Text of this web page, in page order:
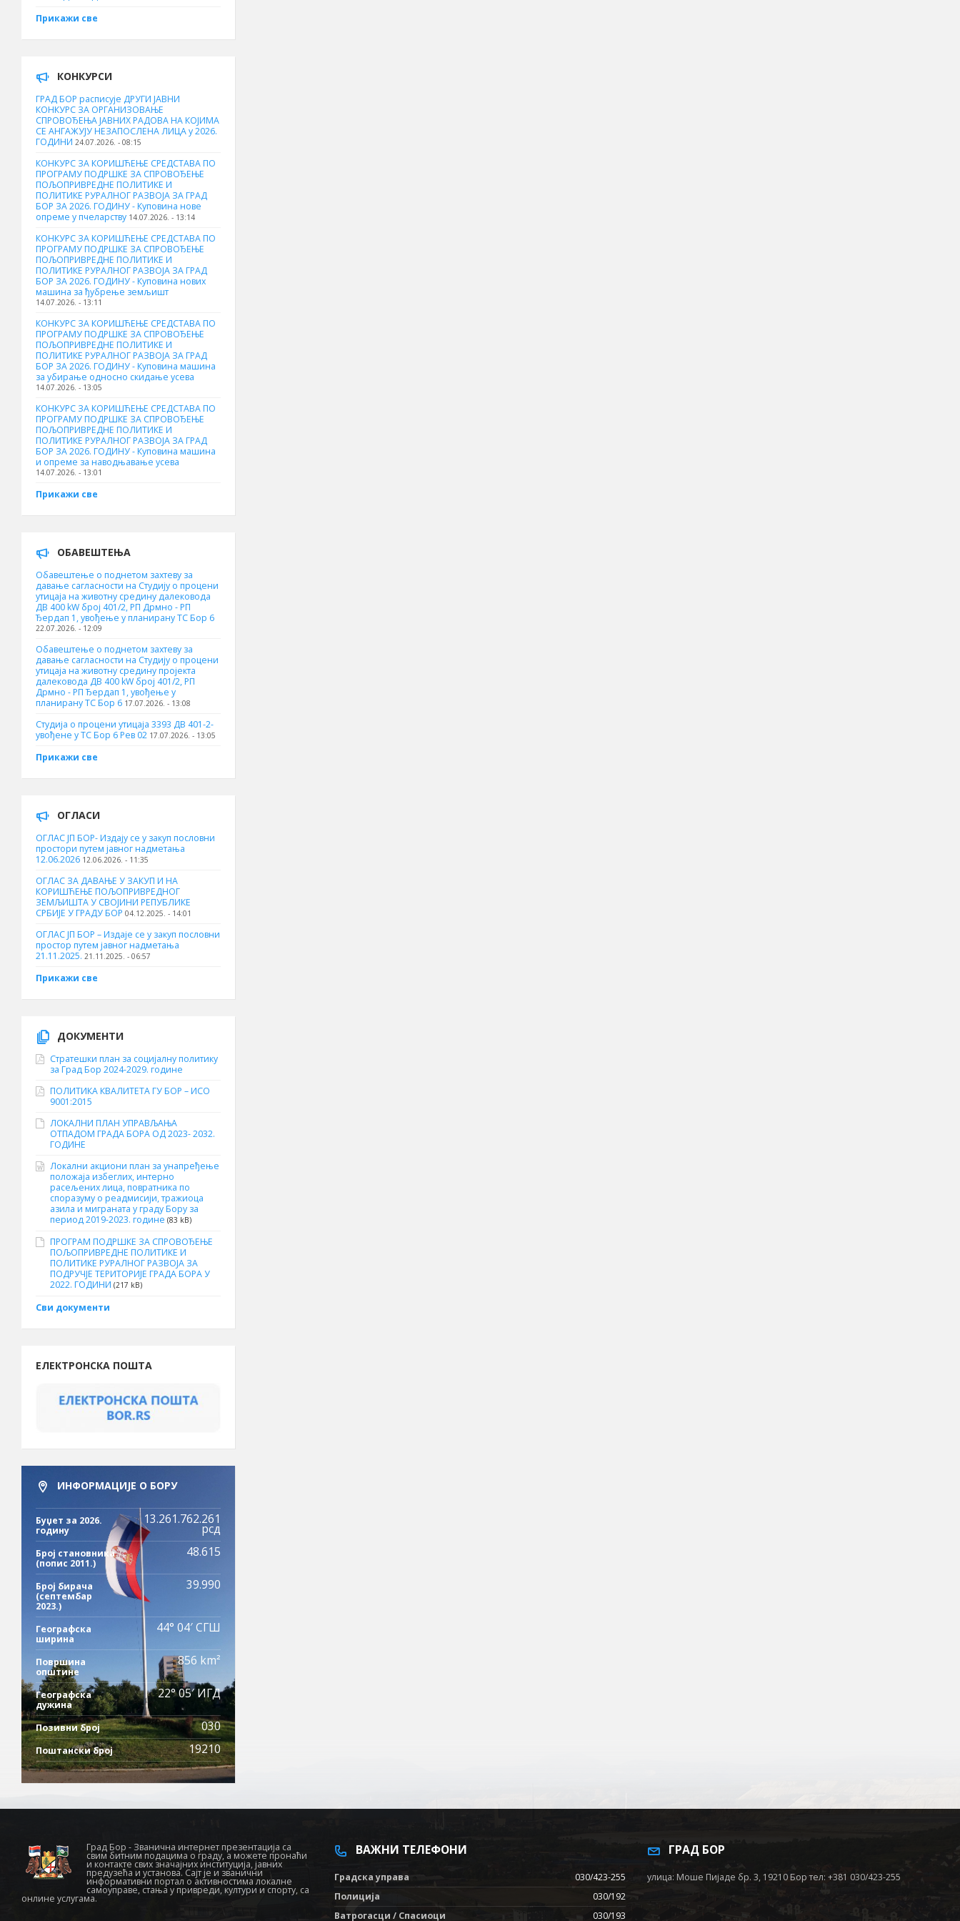
Прикажи све
КОНКУРСИ
ГРАД БОР расписује ДРУГИ ЈАВНИ
КОНКУРС ЗА ОРГАНИЗОВАЊЕ
СПРОВОЂЕЊА ЈАВНИХ РАДОВА НА КОЈИМА
СЕ АНГАЖУЈУ НЕЗАПОСЛЕНА ЛИЦА у 2026.
ГОДИНИ 24.07.2026. - 08:15
КОНКУРС ЗА КОРИШЋЕЊЕ СРЕДСТАВА ПО
ПРОГРАМУ ПОДРШКЕ ЗА СПРОВОЂЕЊЕ
ПОЉОПРИВРЕДНЕ ПОЛИТИКЕ И
ПОЛИТИКЕ РУРАЛНОГ РАЗВОЈА ЗА ГРАД
БОР ЗА 2026. ГОДИНУ - Куповина нове
опреме у пчеларству 14.07.2026. - 13:14
КОНКУРС ЗА КОРИШЋЕЊЕ СРЕДСТАВА ПО
ПРОГРАМУ ПОДРШКЕ ЗА СПРОВОЂЕЊЕ
ПОЉОПРИВРЕДНЕ ПОЛИТИКЕ И
ПОЛИТИКЕ РУРАЛНОГ РАЗВОЈА ЗА ГРАД
БОР ЗА 2026. ГОДИНУ - Куповина нових
машина за ђубрење земљишт
14.07.2026. - 13:11
КОНКУРС ЗА КОРИШЋЕЊЕ СРЕДСТАВА ПО
ПРОГРАМУ ПОДРШКЕ ЗА СПРОВОЂЕЊЕ
ПОЉОПРИВРЕДНЕ ПОЛИТИКЕ И
ПОЛИТИКЕ РУРАЛНОГ РАЗВОЈА ЗА ГРАД
БОР ЗА 2026. ГОДИНУ - Куповинa машина
за убирање односно скидање усева
14.07.2026. - 13:05
КОНКУРС ЗА КОРИШЋЕЊЕ СРЕДСТАВА ПО
ПРОГРАМУ ПОДРШКЕ ЗА СПРОВОЂЕЊЕ
ПОЉОПРИВРЕДНЕ ПОЛИТИКЕ И
ПОЛИТИКЕ РУРАЛНОГ РАЗВОЈА ЗА ГРАД
БОР ЗА 2026. ГОДИНУ - Куповина машина
и опреме за наводњавање усева
14.07.2026. - 13:01
Прикажи све
ОБАВЕШТЕЊА
Обавештење о поднетом захтеву за
давање сагласности на Студију о процени
утицаја на животну средину далековода
ДВ 400 kW број 401/2, РП Дрмно - РП
Ђердап 1, увођење у планирану ТС Бор 6
22.07.2026. - 12:09
Обавештење о поднетом захтеву за
давање сагласности на Студију о процени
утицаја на животну средину пројекта
далековода ДВ 400 kW број 401/2, РП
Дрмно - РП Ђердап 1, увођење у
планирану ТС Бор 6 17.07.2026. - 13:08
Студија о процени утицаја 3393 ДВ 401-2-
увођене у ТС Бор 6 Рев 02 17.07.2026. - 13:05
Прикажи све
ОГЛАСИ
ОГЛАС ЈП БОР- Издају се у закуп пословни
простори путем јавног надметања
12.06.2026 12.06.2026. - 11:35
ОГЛАС ЗА ДАВАЊЕ У ЗАКУП И НА
КОРИШЋЕЊЕ ПОЉОПРИВРЕДНОГ
ЗЕМЉИШТА У СВОЈИНИ РЕПУБЛИКЕ
СРБИЈЕ У ГРАДУ БОР 04.12.2025. - 14:01
ОГЛАС ЈП БОР – Издаје се у закуп пословни
простор путем јавног надметања
21.11.2025. 21.11.2025. - 06:57
Прикажи све
ДОКУМЕНТИ
Стратешки план за социјалну политику
за Град Бор 2024-2029. године
ПОЛИТИКА КВАЛИТЕТА ГУ БОР – ИСО
9001:2015
ЛОКАЛНИ ПЛАН УПРАВЉАЊА
ОТПАДОМ ГРАДА БОРА ОД 2023- 2032.
ГОДИНЕ
Локални акциони план за унапређење
положаја избеглих, интерно
расељених лица, повратника по
споразуму о реадмисији, тражиоца
азила и миграната у граду Бору за
период 2019-2023. године (83 kB)
ПРОГРАМ ПОДРШКЕ ЗА СПРОВОЂЕЊЕ
ПОЉОПРИВРЕДНЕ ПОЛИТИКЕ И
ПОЛИТИКЕ РУРАЛНОГ РАЗВОЈА ЗА
ПОДРУЧЈЕ ТЕРИТОРИЈЕ ГРАДА БОРА У
2022. ГОДИНИ (217 kB)
Сви документи
ЕЛЕКТРОНСКА ПОШТА
ИНФОРМАЦИЈЕ О БОРУ
Буџет за 2026.
годину
13.261.762.261
рсд
Број становника
(попис 2011.)
48.615
Број бирача
(септембар
2023.)
39.990
Географска
ширина
44° 04′ СГШ
Површина
општине
856 km²
Географска
дужина
22° 05′ ИГД
Позивни број 030
Поштански број 19210
Град Бор - Званична интернет презентација са
свим битним подацима о граду, а можете пронаћи
и контакте свих значајних институција, јавних
предузећа и установа. Сајт је и званични
информативни портал о активностима локалне
самоуправе, стања у привреди, култури и спорту, са
онлине услугама.
ВАЖНИ ТЕЛЕФОНИ
Градска управа
030/423-255
Полиција
030/192
Ватрогасци / Спасиоци
030/193
ГРАД БОР
улица: Моше Пијаде бр. 3, 19210 Бор тел: +381 030/423-255